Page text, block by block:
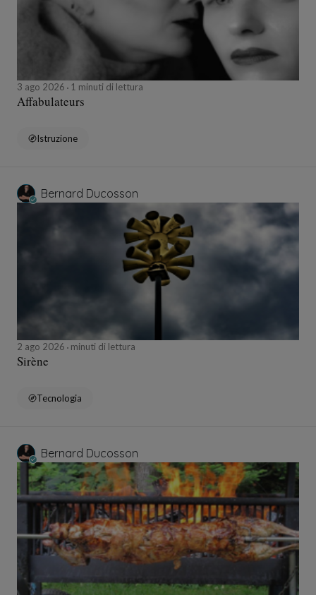
3 ago 2026 1 minuti di lettura
Affabulateurs
Istruzione
Bernard Ducosson
2 ago 2026 minuti di lettura
Sirène
Tecnologia
Bernard Ducosson